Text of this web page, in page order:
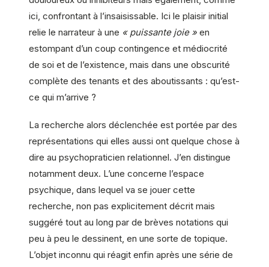
ici, confrontant à l’insaisissable. Ici le plaisir initial
relie le narrateur à une « puissante joie » en
estompant d’un coup contingence et médiocrité
de soi et de l’existence, mais dans une obscurité
complète des tenants et des aboutissants : qu’est-
ce qui m’arrive ?
La recherche alors déclenchée est portée par des
représentations qui elles aussi ont quelque chose à
dire au psychopraticien relationnel. J’en distingue
notamment deux. L’une concerne l’espace
psychique, dans lequel va se jouer cette
recherche, non pas explicitement décrit mais
suggéré tout au long par de brèves notations qui
peu à peu le dessinent, en une sorte de topique.
L’objet inconnu qui réagit enfin après une série de